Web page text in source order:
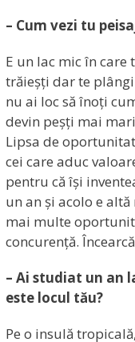
– Cum vezi tu
E un lac mic în care
trăieșți dar te
nu ai loc să înoți
devin peșți mai
Lipsa de
cei care aduc
pentru că își
un an și acolo e
mai multe
concurență.
– Ai studiat un an
este locul tău?
Pe o insulă